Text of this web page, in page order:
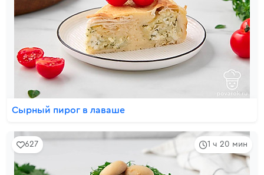
Сырный пирог в лаваше
1 ч 20 мин
627